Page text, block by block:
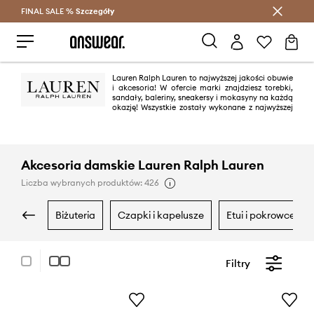
Oszczędzaj z Answear Club >
FINAL SALE % Szczegóły
Lauren Ralph Lauren to najwyższej jakości obuwie
i akcesoria! W ofercie marki znajdziesz torebki,
sandały, baleriny, sneakersy i mokasyny na każdą
okazję! Wszystkie zostały wykonane z najwyższej
Akcesoria damskie Lauren Ralph Lauren
Liczba wybranych produktów: 426
biżuteria czapki i kapelusze etui i pokrowce
Filtry